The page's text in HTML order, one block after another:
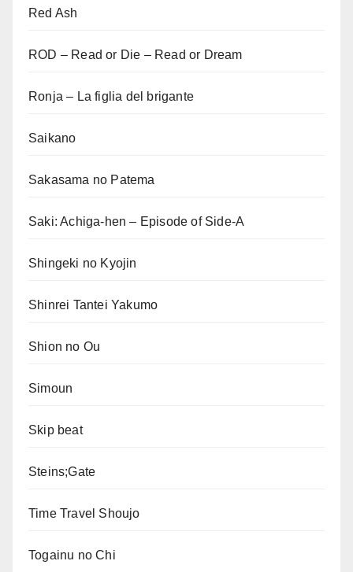
Red Ash
ROD – Read or Die – Read or Dream
Ronja – La figlia del brigante
Saikano
Sakasama no Patema
Saki: Achiga-hen – Episode of Side-A
Shingeki no Kyojin
Shinrei Tantei Yakumo
Shion no Ou
Simoun
Skip beat
Steins;Gate
Time Travel Shoujo
Togainu no Chi